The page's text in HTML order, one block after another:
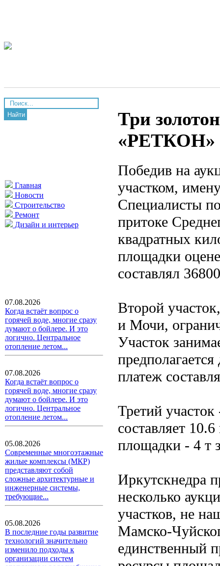
Найти
Главная
Новости
Строительство
Ремонт
Дизайн и интерьер
07.08.2026
Когда встаёт вопрос о
горячей воде, многие сразу
думают о бойлере. И это
логично. Центральное
отопление летом...
07.08.2026
Когда встаёт вопрос о
горячей воде, многие сразу
думают о бойлере. И это
логично. Центральное
отопление летом...
05.08.2026
Современные многоэтажные
жилые комплексы (МКР)
представляют собой
сложные архитектурные и
инженерные системы,
требующие...
05.08.2026
В последние годы развитие
технологий значительно
изменило подходы к
организации систем
Три
«РЕТКОН»
Победив на
участком,
Специалисты
притоке
квадратных
площадки
составлял
Второй
и Мочи,
Участок
платеж
Третий
составляет
площадки - 4 т
Иркутскнедра
несколько
участков, не
Мамско-
единственный